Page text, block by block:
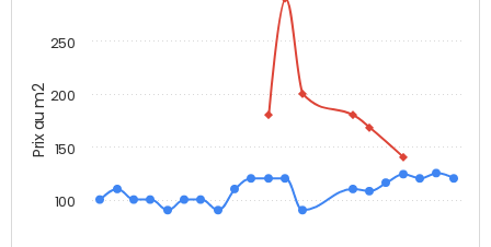
Prix au m2
100
150
200
250